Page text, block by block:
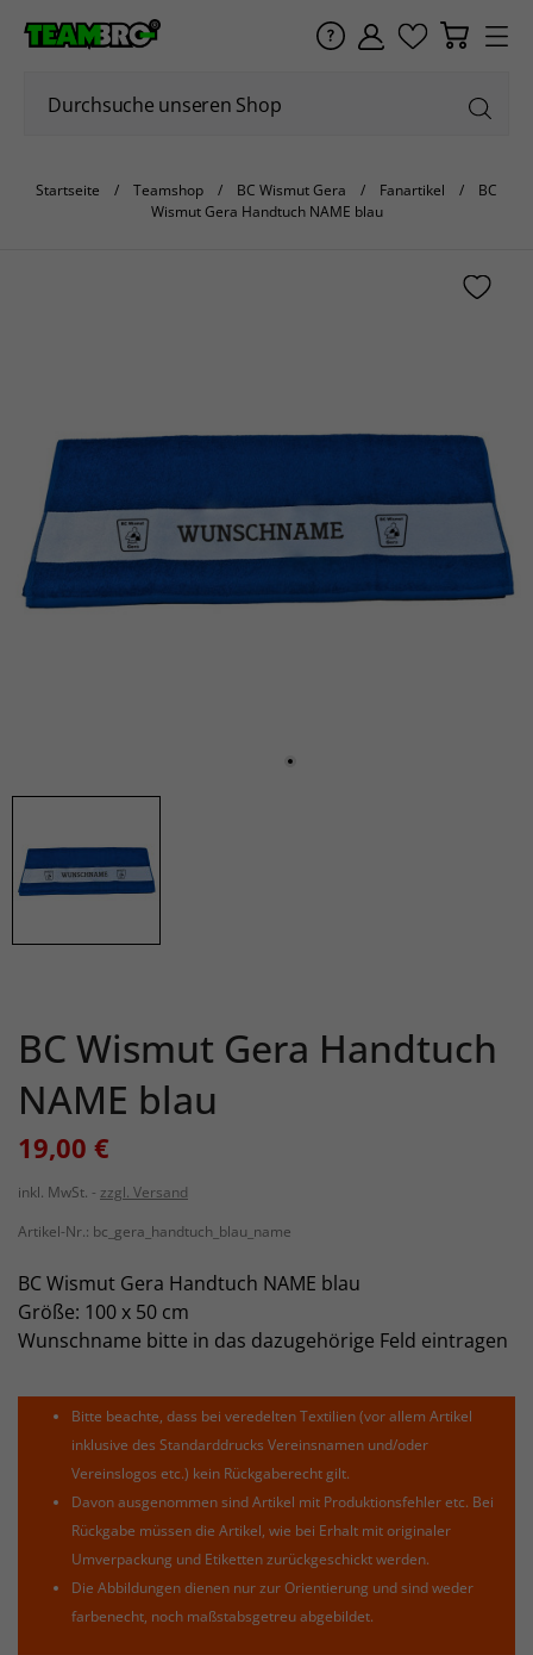
Startseite Teamshop BC Wismut Gera Fanartikel
BC
Wismut Gera Handtuch NAME blau
BC Wismut Gera Handtuch
NAME blau
19,00 €
inkl. MwSt.
zzgl. Versand
Artikel-Nr.: bc_gera_handtuch_blau_name
BC Wismut Gera Handtuch NAME blau
Größe: 100 x 50 cm
Wunschname bitte in das dazugehörige Feld eintragen
Bitte beachte, dass bei veredelten Textilien (vor allem Artikel
inklusive des Standarddrucks Vereinsnamen und/oder
Vereinslogos etc.) kein Rückgaberecht gilt.
Davon ausgenommen sind Artikel mit Produktionsfehler etc. Bei
Rückgabe müssen die Artikel, wie bei Erhalt mit originaler
Umverpackung und Etiketten zurückgeschickt werden.
Die Abbildungen dienen nur zur Orientierung und sind weder
farbenecht, noch maßstabsgetreu abgebildet.